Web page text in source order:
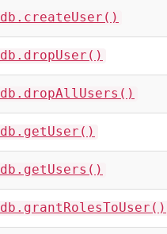
db.createUser()
db.dropUser()
db.dropAllUsers()
db.getUser()
db.getUsers()
db.grantRolesToUser()